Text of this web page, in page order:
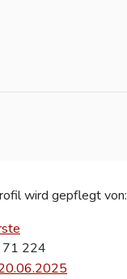
wird gepflegt von:
224